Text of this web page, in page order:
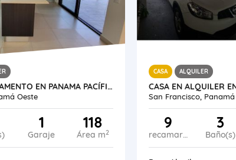
ALQUILER DE APARTAMENTO EN PANAMA PACÍFICO PH RIVER VALLEY
Oeste
1
Garaje
118
Área m2
CASA ALQUILER
San Francisco, Panamá
9
recamaras
3
Baño(s)